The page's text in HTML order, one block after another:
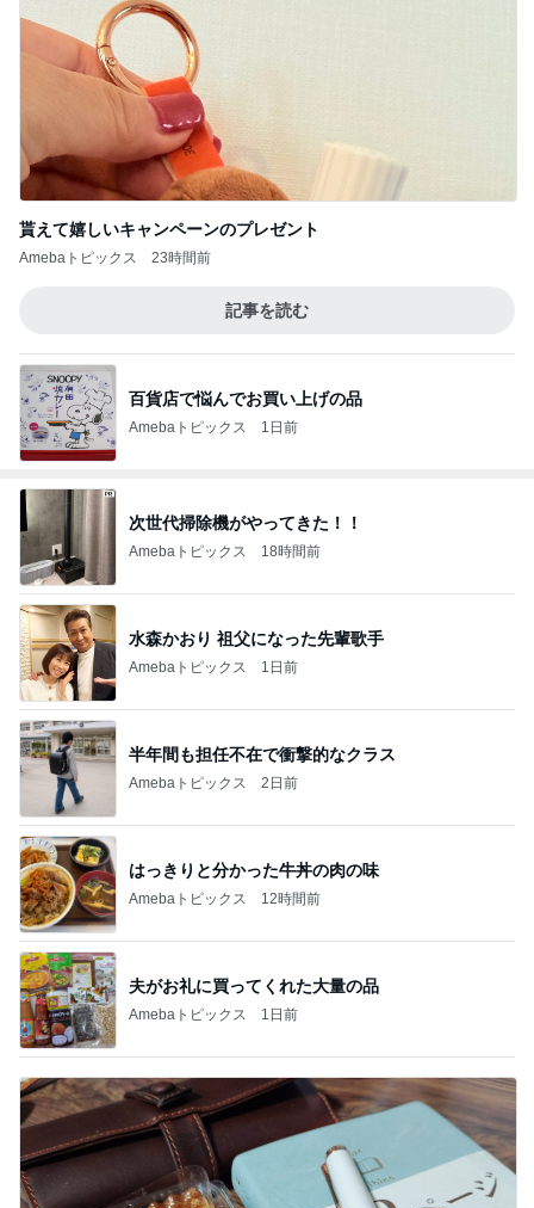
貰えて嬉しいキャンペーンのプレゼント
Amebaトピックス 23時間前
記事を読む
百貨店で悩んでお買い上げの品
Amebaトピックス 1日前
次世代掃除機がやってきた！！
Amebaトピックス 18時間前
水森かおり 祖父になった先輩歌手
Amebaトピックス 1日前
半年間も担任不在で衝撃的なクラス
Amebaトピックス 2日前
はっきりと分かった牛丼の肉の味
Amebaトピックス 12時間前
夫がお礼に買ってくれた大量の品
Amebaトピックス 1日前